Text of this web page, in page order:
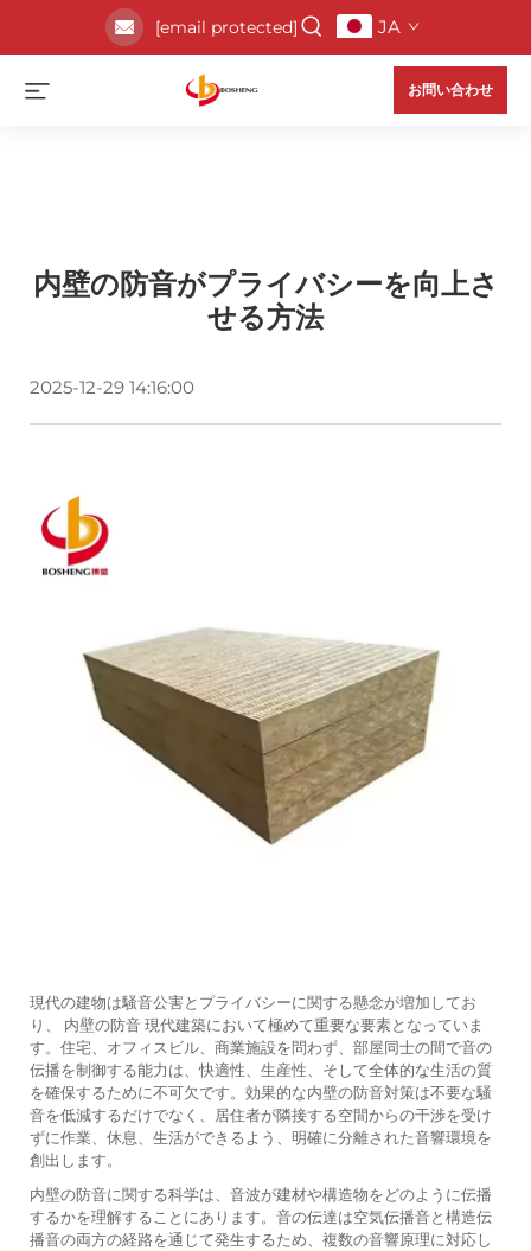
[email protected] JA
お問い合わせ
内壁の防音がプライバシーを向上さ
せる方法
2025-12-29 14:16:00
現代の建物は騒音公害とプライバシーに関する懸念が増加してお
り、 内壁の防音現代建築において極めて重要な要素となっていま
す。住宅、オフィスビル、商業施設を問わず、部屋同士の間で音の
伝播を制御する能力は、快適性、生産性、そして全体的な生活の質
を確保するために不可欠です。効果的な内壁の防音対策は不要な騒
音を低減するだけでなく、居住者が隣接する空間からの干渉を受け
ずに作業、休息、生活ができるよう、明確に分離された音響環境を
創出します。
内壁の防音に関する科学は、音波が建材や構造物をどのように伝播
するかを理解することにあります。音の伝達は空気伝播音と構造伝
播音の両方の経路を通じて発生するため、複数の音響原理に対応し